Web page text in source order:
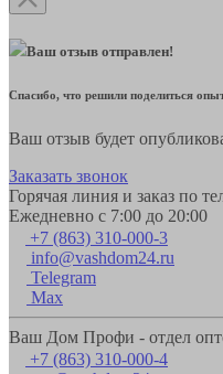
Ваш отзыв отправлен!
Спасибо, что решили поделиться
Ваш отзыв будет
Заказать звонок
Горячая линия и заказ по
Ежедневно с 7:00 до 20:00
+7 (863) 310-000-3
info@vashdom24.ru
Telegram
Max
Ваш Дом Профи - отдел
+7 (863) 310-000-4